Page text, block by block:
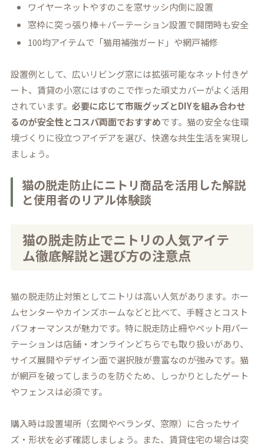
ワイヤーネットやすのこを窓サッシ内側に設置
窓枠に突っ張り棒＋パーテーション設置で開閉時も安全
100均アイテムで「猫用補強ガード」や網戸補修
設置例として、広いリビング窓には拡張可能なネット付きゲ
ート、賃貸の小窓にはすのこで作った頑丈カバーがよく活用
されています。必要に応じて市販グッズとDIYを組み合わせ
るのが安全性とコスパ両面でおすすめです。猫の安全な住環
境づくりに役立つアイデアを選び、快適な共生生活を実現し
ましょう。
猫の脱走防止にニトリ商品を活用した解説
と使用者のリアル体験談
猫の脱走防止でニトリの人気アイテ
ム徹底解説と選び方の注意点
猫の脱走防止対策としてニトリは高い人気があります。ホー
ムセンターやカインズホームなどと比べて、手軽さとコスト
パフォーマンスが魅力です。特に脱走防止柵やペット用パー
テーションは店舗・オンラインどちらでも取り扱いがあり、
サイズ展開やデザイン面で選択肢が豊富なのが強みです。猫
が網戸を破ってしまうのを防ぐため、しっかりとしたゲート
やフェンスは必須です。
購入時は設置場所（玄関やベランダ、窓際）に合ったサイ
ズ・形状を必ず確認しましょう。また、賃貸住宅の場合は突